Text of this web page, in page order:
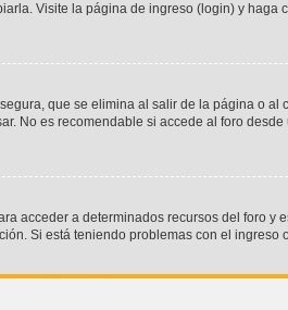
Visite la página de ingreso (login) y haga
que se elimina al salir de la página o
No es recomendable si accede al foro
acceder a determinados recursos del foro y
Si está teniendo problemas con el